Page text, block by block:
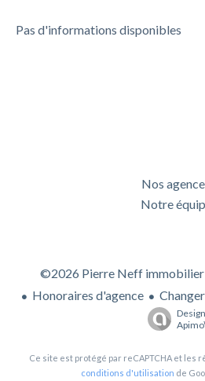
Pas d'informations disponibles
Nos
Notre
©2026 Pierre Neff immobilier
Honoraires d'agence
Ce site est protégé par reCAPTCHA et les
conditions d'utilisation de